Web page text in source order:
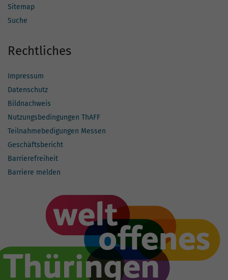
Sitemap
Suche
Rechtliches
Impressum
Datenschutz
Bildnachweis
Nutzungsbedingungen ThAFF
Teilnahmebedigungen Messen
Geschäftsbericht
Barrierefreiheit
Barriere melden